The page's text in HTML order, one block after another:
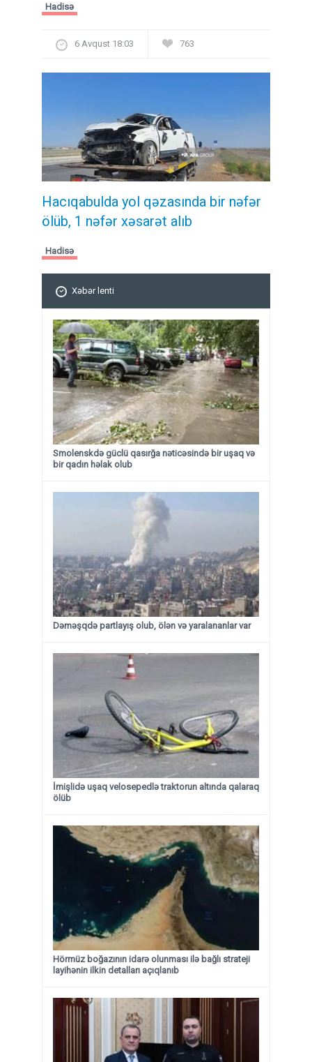
Hadisə
6 Avqust 18:03 763
Hacıqabulda yol qəzasında bir nəfər
ölüb, 1 nəfər xəsarət alıb
Hadisə
Xəbər lenti
Smolenskdə güclü qasırğa nəticəsində bir uşaq və
bir qadın həlak olub
Dəməşqdə partlayış olub, ölən və yaralananlar var
İmişlidə uşaq velosepedlə traktorun altında qalaraq
ölüb
Hörmüz boğazının idarə olunması ilə bağlı strateji
layihənin ilkin detalları açıqlanıb